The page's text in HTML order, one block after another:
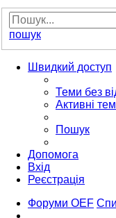
пошук
Швидкий доступ
Теми без
Активні
Пошук
Допомога
Вхід
Реєстрація
Форуми OEF